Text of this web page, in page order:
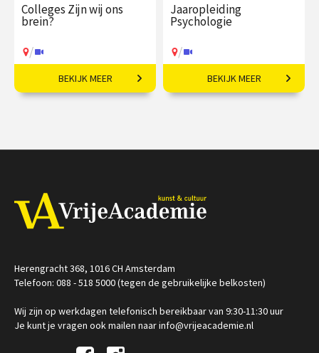
Colleges Zijn wij ons
brein?
/
Tussen brein en beleving
met Rico Sneller!
sep
BEKIJK MEER
Jaaropleiding
Psychologie
/
Een introductie naar het
menselijk zijn
okt
BEKIJK MEER
Herengracht 368, 1016 CH Amsterdam
Telefoon: 088 - 518 5000 (tegen de gebruikelijke belkosten)
Wij zijn op werkdagen telefonisch bereikbaar van 9:30-11:30 uur
Je kunt je vragen ook mailen naar info@vrijeacademie.nl